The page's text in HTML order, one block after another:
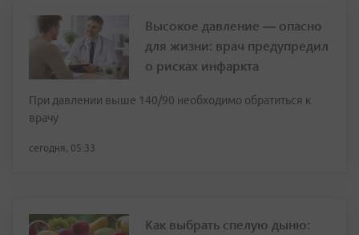
Высокое давление — опасно
для жизни: врач предупредил
о рисках инфаркта
При давлении выше 140/90 необходимо обратиться к
врачу
сегодня, 05:33
Как выбрать спелую дыню: